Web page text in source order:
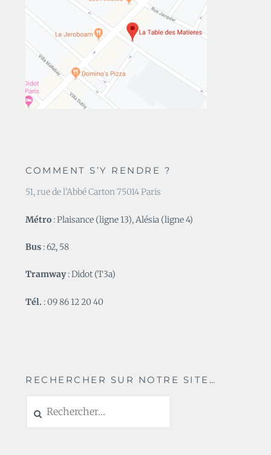
COMMENT S’Y RENDRE ?
51, rue de l’Abbé Carton 75014 Paris
Métro : Plaisance (ligne 13), Alésia (ligne 4)
Bus : 62, 58
Tramway: Didot (T3a)
Tél. : 09 86 12 20 40
RECHERCHER SUR NOTRE SITE…